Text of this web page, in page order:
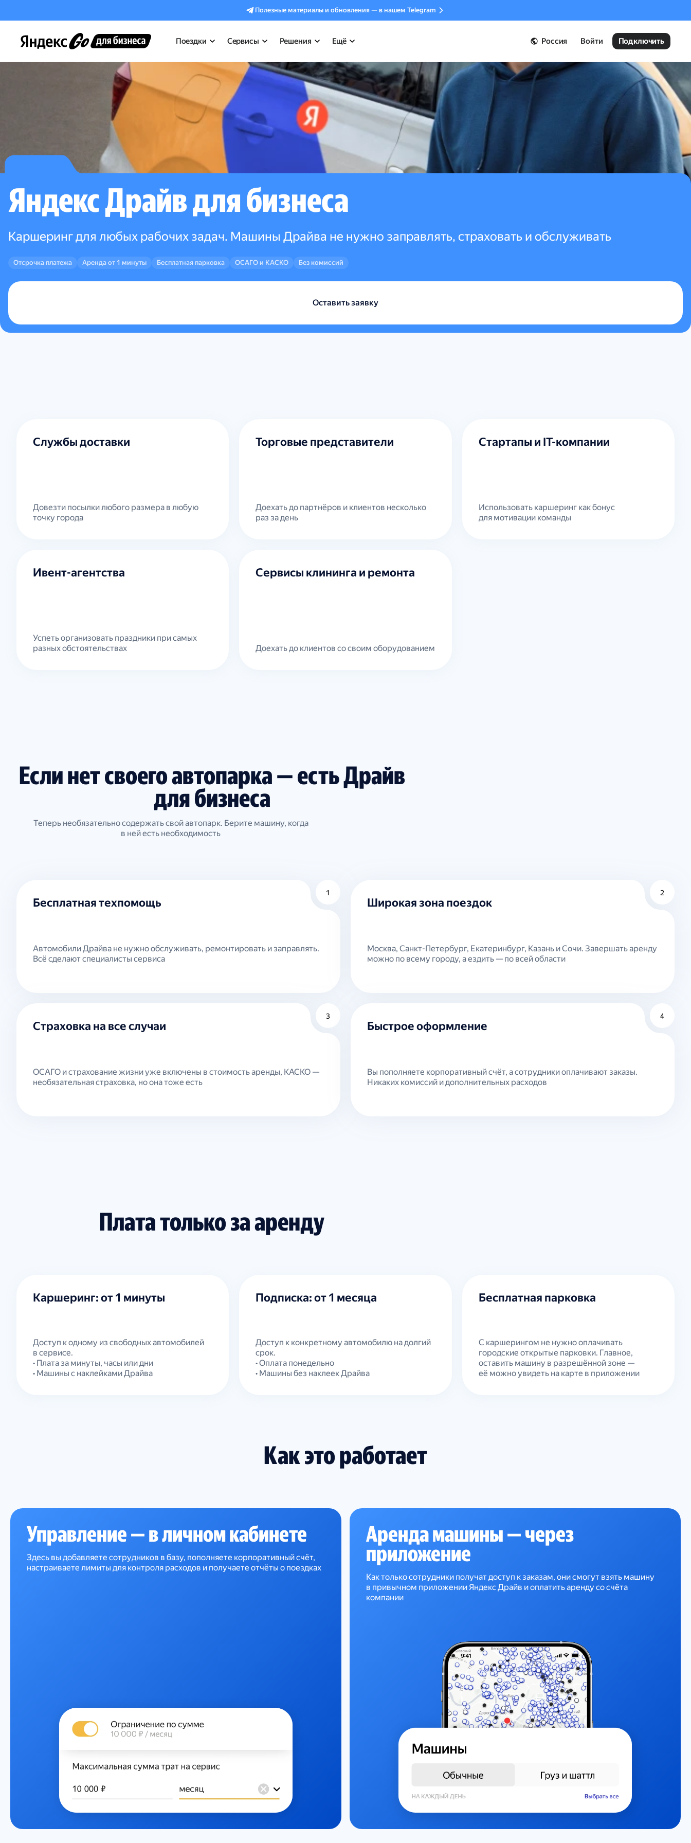
Полезные материалы и обновления — в нашем Telegram
Поездки Сервисы Решения Ещё Россия Войти Подключить
Яндекс Драйв для бизнеса
Каршеринг для любых рабочих задач. Машины Драйва не нужно заправлять, страховать и обслуживать
Отсрочка платежа Аренда от 1 минуты Бесплатная парковка ОСАГО и КАСКО Без комиссий
Оставить заявку
Службы доставки
Довезти посылки любого размера в любую
точку города
Торговые представители
Доехать до партнёров и клиентов несколько
раз за день
Стартапы и IT-компании
Использовать каршеринг как бонус
для мотивации команды
Ивент-агентства
Успеть организовать праздники при самых
разных обстоятельствах
Сервисы клининга и ремонта
Доехать до клиентов со своим оборудованием
Если нет своего автопарка — есть Драйв
для бизнеса
Теперь необязательно содержать свой автопарк. Берите машину, когда
в ней есть необходимость
1
Бесплатная техпомощь
Автомобили Драйва не нужно обслуживать, ремонтировать и заправлять.
Всё сделают специалисты сервиса
2
Широкая зона поездок
Москва, Санкт-Петербург, Екатеринбург, Казань и Сочи. Завершать аренду
можно по всему городу, а ездить — по всей области
3
Страховка на все случаи
ОСАГО и страхование жизни уже включены в стоимость аренды, КАСКО —
необязательная страховка, но она тоже есть
4
Быстрое оформление
Вы пополняете корпоративный счёт, а сотрудники оплачивают заказы.
Никаких комиссий и дополнительных расходов
Плата только за аренду
Каршеринг: от 1 минуты
Доступ к одному из свободных автомобилей
в сервисе.
• Плата за минуты, часы или дни
• Машины с наклейками Драйва
Подписка: от 1 месяца
Доступ к конкретному автомобилю на долгий
срок.
• Оплата понедельно
• Машины без наклеек Драйва
Бесплатная парковка
С каршерингом не нужно оплачивать
городские открытые парковки. Главное,
оставить машину в разрешённой зоне —
её можно увидеть на карте в приложении
Как это работает
Управление — в личном кабинете
Здесь вы добавляете сотрудников в базу, пополняете корпоративный счёт,
настраиваете лимиты для контроля расходов и получаете отчёты о поездках
Аренда машины — через
приложение
Как только сотрудники получат доступ к заказам, они смогут взять машину
в привычном приложении Яндекс Драйв и оплатить аренду со счёта
компании